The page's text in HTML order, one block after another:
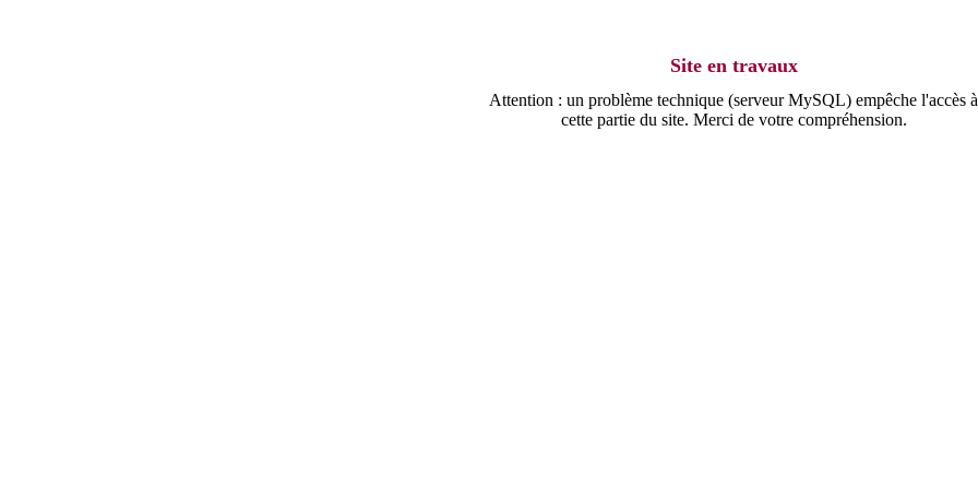
Site en travaux
Attention : un problème technique (serveur MySQL) empêche l'accès à
cette partie du site. Merci de votre compréhension.